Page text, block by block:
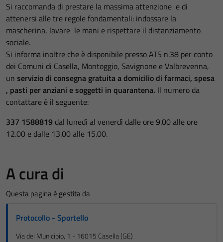
Si raccomanda di prestare la massima attenzione e di
attenersi alle tre regole fondamentali: indossare la
mascherina, lavare le mani e rispettare il distanziamento
sociale.
Si informa inoltre che è disponibile pressoATS n.38 per conto
dei Comuni di Casella, Montoggio, Savignone e Valbrevenna,
un servizio di consegna gratuita a domicilio di farmaci, spesa
, pasti per anziani e soggetti in quarantena. Il numero da
contattare è il seguente:
337 1588819 dal lunedì al venerdì dalle ore 9.00 alle ore
12.00 e dalle 13.00 alle 15.00.
A cura di
Questa pagina è gestita da
Protocollo - Sportello
Via del Municipio, 1 - 16015 Casella (GE)